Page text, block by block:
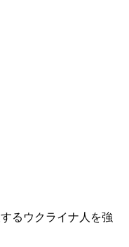
るウクライナ人を強